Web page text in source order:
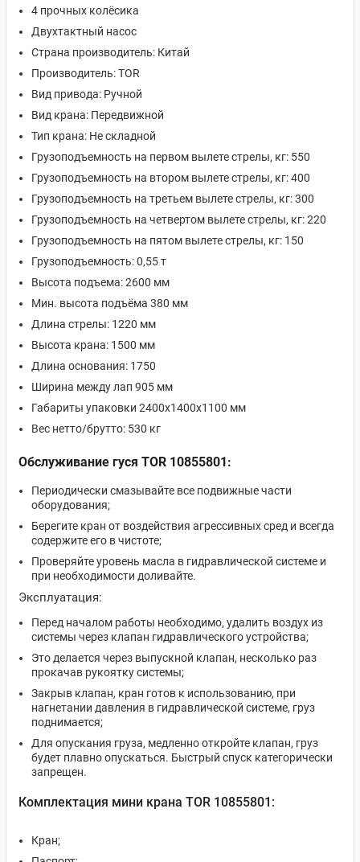
4 прочных колёсика
Двухтактный насос
Страна производитель: Китай
Производитель: TOR
Вид привода: Ручной
Вид крана: Передвижной
Тип крана: Не складной
Грузоподъемность на первом вылете стрелы, кг: 550
Грузоподъемность на втором вылете стрелы, кг: 400
Грузоподъемность на третьем вылете стрелы, кг: 300
Грузоподъемность на четвертом вылете стрелы, кг: 220
Грузоподъемность на пятом вылете стрелы, кг: 150
Грузоподъемность: 0,55 т
Высота подъема: 2600 мм
Мин. высота подъёма 380 мм
Длина стрелы: 1220 мм
Высота крана: 1500 мм
Длина основания: 1750
Ширина между лап 905 мм
Габариты упаковки 2400х1400х1100 мм
Вес нетто/брутто: 530 кг
Обслуживание гуся TOR 10855801:
Периодически смазывайте все подвижные части
оборудования;
Берегите кран от воздействия агрессивных сред и всегда
содержите его в чистоте;
Проверяйте уровень масла в гидравлической системе и
при необходимости доливайте.
Эксплуатация:
Перед началом работы необходимо, удалить воздух из
системы через клапан гидравлического устройства;
Это делается через выпускной клапан, несколько раз
прокачав рукоятку системы;
Закрыв клапан, кран готов к использованию, при
нагнетании давления в гидравлической системе, груз
поднимается;
Для опускания груза, медленно откройте клапан, груз
будет плавно опускаться. Быстрый спуск категорически
запрещен.
Комплектация мини крана TOR 10855801:
Кран;